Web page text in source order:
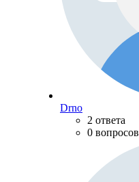
Drno
2 ответа
0 вопросов